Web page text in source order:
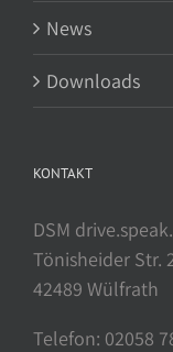
News
Downloads
KONTAKT
DSM
Tönisheider Str.
42489 Wülfrath
Telefon: 02058